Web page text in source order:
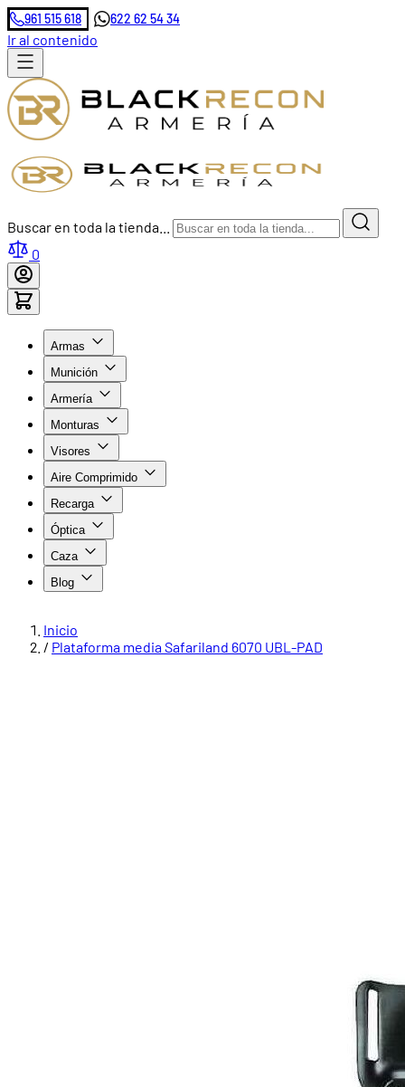
961 515 618 622 62 54 34
Ir al contenido
Buscar en toda la tienda...
0
Armas
Munición
Armería
Monturas
Visores
Aire Comprimido
Recarga
Óptica
Caza
Blog
Inicio
/ Plataforma media Safariland 6070 UBL-PAD